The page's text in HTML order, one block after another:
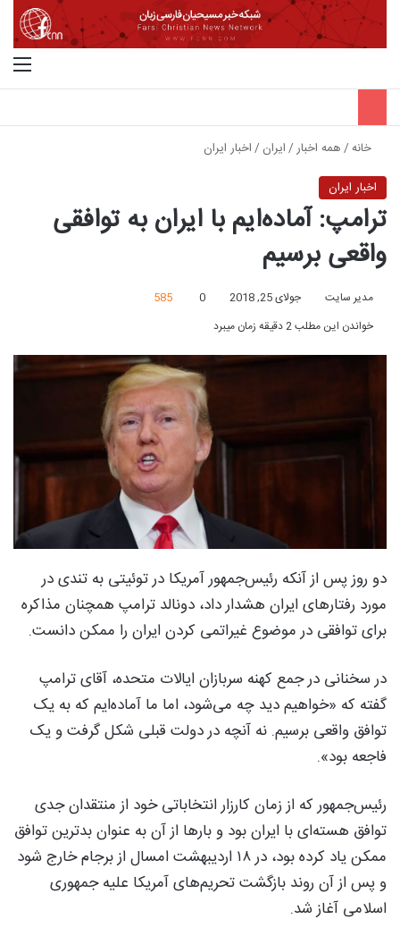
خانه/همه اخبار/ایران /اخبار ایران
اخبار ایران
ترامپ: آماده‌ایم با ایران به توافقی
واقعی برسیم
مدیر سایت جولای 25, 2018 0
585
خواندن این مطلب 2 دقیقه زمان میبرد
دو روز پس از آنکه رئیس‌جمهور آمریکا در توئیتی به تندی در
مورد رفتارهای ایران هشدار داد، دونالد ترامپ همچنان مذاکره
برای توافقی در موضوع غیراتمی کردن ایران را ممکن دانست.
در سخنانی در جمع کهنه سربازان ایالات متحده، آقای ترامپ
گفته که «خواهیم دید چه می‌شود، اما ما آماده‌ایم که به یک
توافق واقعی برسیم. نه آنچه در دولت قبلی شکل گرفت و یک
فاجعه بود».
رئیس‌جمهور که از زمان کارزار انتخاباتی خود از منتقدان جدی
توافق هسته‌ای با ایران بود و بارها از آن به عنوان بدترین توافق
ممکن یاد کرده بود، در ۱۸ اردیبهشت امسال از برجام خارج شود
و پس از آن روند بازگشت تحریم‌های آمریکا علیه جمهوری
اسلامی آغاز شد.